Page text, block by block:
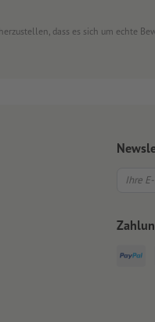
dass es sich um echte